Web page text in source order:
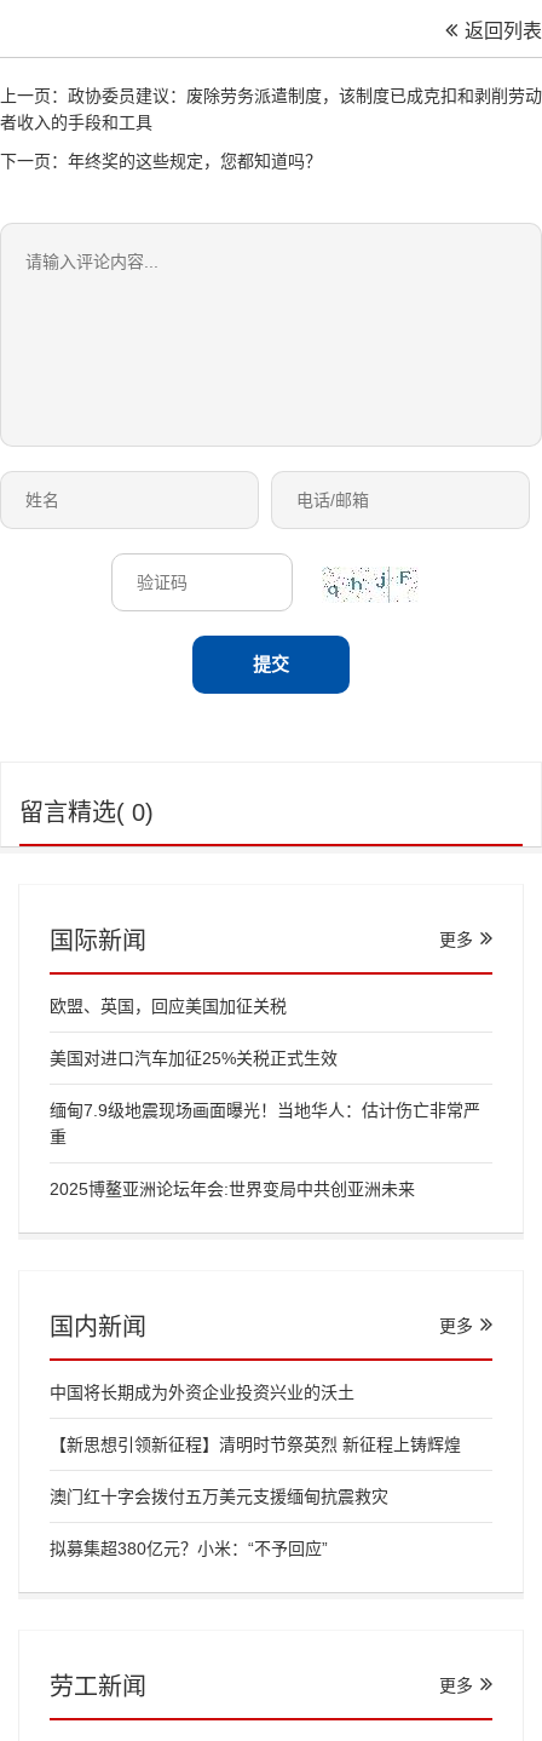
返回列表
上一页：政协委员建议：废除劳务派遣制度，该制度已成克扣和剥削劳动
者收入的手段和工具
下一页：年终奖的这些规定，您都知道吗？
留言精选( 0)
国际新闻 更多
欧盟、英国，回应美国加征关税
美国对进口汽车加征25%关税正式生效
缅甸7.9级地震现场画面曝光！当地华人：估计伤亡非常严
重
2025博鳌亚洲论坛年会:世界变局中共创亚洲未来
国内新闻 更多
中国将长期成为外资企业投资兴业的沃土
【新思想引领新征程】清明时节祭英烈 新征程上铸辉煌
澳门红十字会拨付五万美元支援缅甸抗震救灾
拟募集超380亿元？小米：“不予回应”
劳工新闻 更多